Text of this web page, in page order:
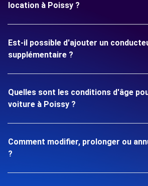
location à Poissy ?
Est-il possible d'ajouter un
supplémentaire ?
Quelles sont les conditions d'âge
voiture à Poissy ?
Comment modifier, prolonger ou
?